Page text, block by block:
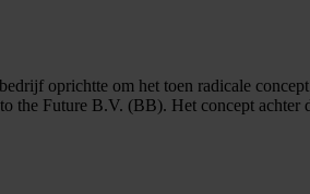
oprichtte om het toen radicale
the Future B.V. (BB). Het concept